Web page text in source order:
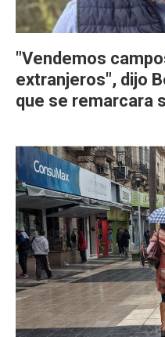
"Vendemos
extranjeros", dijo
que se remarcara